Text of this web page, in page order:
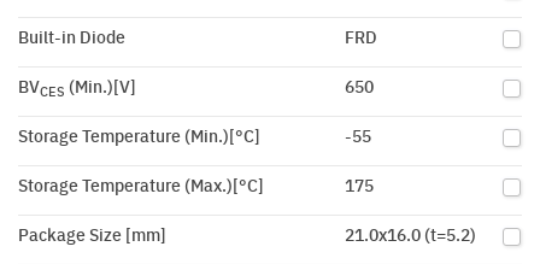
Built-in Diode FRD
BVCES (Min.)[V] 650
Storage Temperature (Min.)[°C] -55
Storage Temperature (Max.)[°C] 175
Package Size [mm] 21.0x16.0 (t=5.2)